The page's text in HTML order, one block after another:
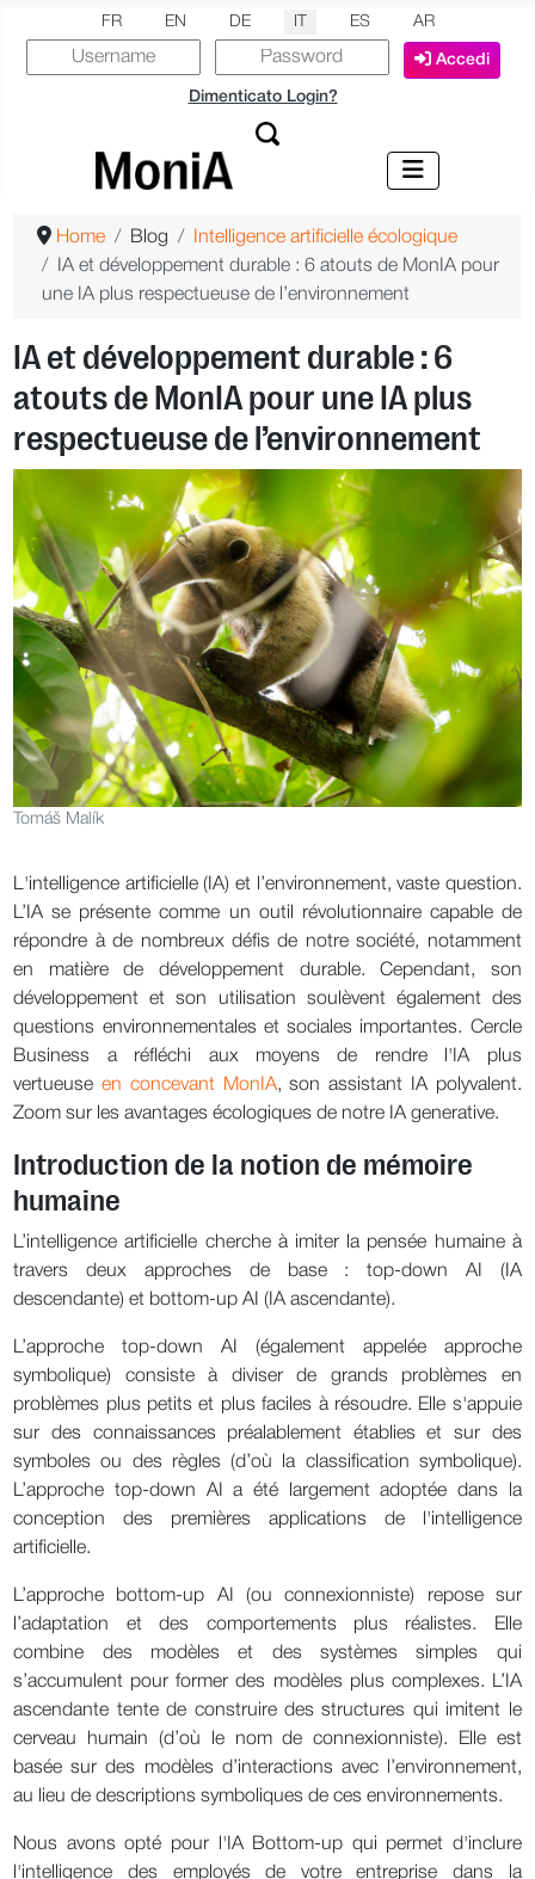
Seleziona la tua lingua
FR EN DE ES AR
Accedi
Dimenticato Login?
Home Blog
Intelligence artificielle écologique
IA et développement durable : 6 atouts de MonIA pour
une IA plus respectueuse de l’environnement
IA et développement durable : 6
atouts de MonIA pour une IA plus
respectueuse de l’environnement
Tomáš Malík
L'intelligence artificielle (IA) et l’environnement, vaste question.
L’IA se présente comme un outil révolutionnaire capable de
répondre à de nombreux défis de notre société, notamment
en matière de développement durable. Cependant, son
développement et son utilisation soulèvent également des
questions environnementales et sociales importantes. Cercle
Business a réfléchi aux moyens de rendre l'IA plus
vertueuse en concevant MonIA, son assistant IA polyvalent.
Zoom sur les avantages écologiques de notre IA generative.
Introduction de la notion de mémoire
humaine
L’intelligence artificielle cherche à imiter la pensée humaine à
travers deux approches de base : top-down AI (IA
descendante) et bottom-up AI (IA ascendante).
L’approche top-down AI (également appelée approche
symbolique) consiste à diviser de grands problèmes en
problèmes plus petits et plus faciles à résoudre. Elle s'appuie
sur des connaissances préalablement établies et sur des
symboles ou des règles (d’où la classification symbolique).
L’approche top-down AI a été largement adoptée dans la
conception des premières applications de l'intelligence
artificielle.
L’approche bottom-up AI (ou connexionniste) repose sur
l’adaptation et des comportements plus réalistes. Elle
combine des modèles et des systèmes simples qui
s’accumulent pour former des modèles plus complexes. L’IA
ascendante tente de construire des structures qui imitent le
cerveau humain (d’où le nom de connexionniste). Elle est
basée sur des modèles d’interactions avec l’environnement,
au lieu de descriptions symboliques de ces environnements.
Nous avons opté pour l'IA Bottom-up qui permet d'inclure
l'intelligence des employés de votre entreprise dans la